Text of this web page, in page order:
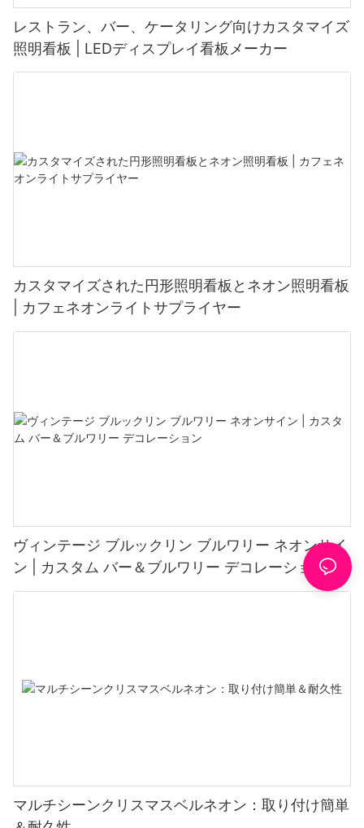
レストラン、バー、ケータリング向けカスタマイズ
照明看板 | LEDディスプレイ看板メーカー
カスタマイズされた円形照明看板とネオン照明看板
| カフェネオンライトサプライヤー
ヴィンテージ ブルックリン ブルワリー ネオンサイ
ン | カスタム バー＆ブルワリー デコレーション
マルチシーンクリスマスベルネオン：取り付け簡単